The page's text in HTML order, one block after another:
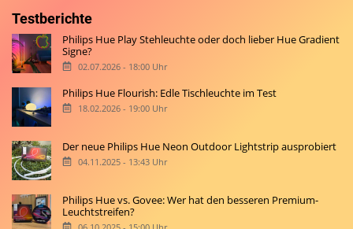
Testberichte
Philips Hue Play Stehleuchte oder doch lieber Hue Gradient
Signe?
02.07.2026 - 18:00 Uhr
Philips Hue Flourish: Edle Tischleuchte im Test
18.02.2026 - 19:00 Uhr
Der neue Philips Hue Neon Outdoor Lightstrip ausprobiert
04.11.2025 - 13:43 Uhr
Philips Hue vs. Govee: Wer hat den besseren Premium-
Leuchtstreifen?